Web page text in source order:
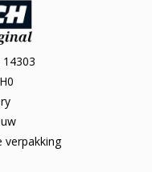
14303
verpakking